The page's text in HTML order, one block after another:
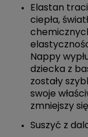
Elastan
ciepła,
Nappy
dziecka z
zostały
swoje
zmniejszy
Suszyć z